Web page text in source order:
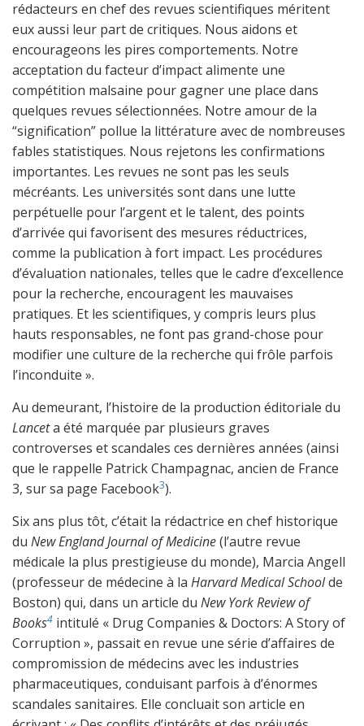
rédacteurs en chef des revues scientifiques méritent
eux aussi leur part de critiques. Nous aidons et
encourageons les pires comportements. Notre
acceptation du facteur d’impact alimente une
compétition malsaine pour gagner une place dans
quelques revues sélectionnées. Notre amour de la
“signification” pollue la littérature avec de nombreuses
fables statistiques. Nous rejetons les confirmations
importantes. Les revues ne sont pas les seuls
mécréants. Les universités sont dans une lutte
perpétuelle pour l’argent et le talent, des points
d’arrivée qui favorisent des mesures réductrices,
comme la publication à fort impact. Les procédures
d’évaluation nationales, telles que le cadre d’excellence
pour la recherche, encouragent les mauvaises
pratiques. Et les scientifiques, y compris leurs plus
hauts responsables, ne font pas grand-chose pour
modifier une culture de la recherche qui frôle parfois
l’inconduite ».
Au demeurant, l’histoire de la production éditoriale du
Lanceta été marquée par plusieurs graves
controverses et scandales ces dernières années (ainsi
que le rappelle Patrick Champagnac, ancien de France
3, sur sa page Facebook3).
Six ans plus tôt, c’était la rédactrice en chef historique
du New England Journal of Medicine(l’autre revue
médicale la plus prestigieuse du monde), Marcia Angell
(professeur de médecine à la Harvard Medical Schoolde
Boston) qui, dans un article du New York Review of
Books4 intitulé « Drug Companies & Doctors: A Story of
Corruption », passait en revue une série d’affaires de
compromission de médecins avec les industries
pharmaceutiques, conduisant parfois à d’énormes
scandales sanitaires. Elle concluait son article en